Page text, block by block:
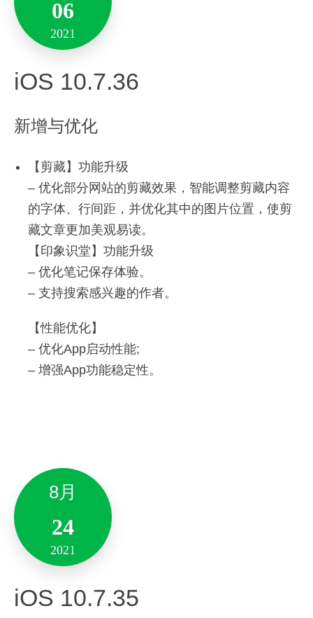
8月
19
Mac 9.5.8
新增与优化
「超级会员」：
印象笔记推出「超级会员」服务啦，「超级会员」
中包含专业帐户+核桃AI包+花生资源包的全部权
益。
「核桃AI包」：
印象笔记致力于为你打造“更智能的第二大脑”，核桃
AI包全新升级，同时也将「AI智享包」更名为「核
桃AI包」。
备注：此版本仅支持10.13及其以上系统版本。
感激你对印象笔记一直以来的支持，未来中国团队
将持续更新版本以提升印象笔记的功能、视觉体
验。
全新「素材库-推荐素材」：
全新的推荐素材功能，海量精美图片丰富笔记内
一键导入推荐素材到我的素材。
全新「云字体库」：
推出云字体库功能，众精美字体可供选择。
支持在笔记应用云字体库内提供的字体；
支持在笔记内应用本机字体；
看见。
全新「资源尊享包」：
全新「智能标签」功能：
通过智能语义分析可为你的笔记生成智能标签，
助你提升内容归类效率。
笔记可快速生成智能摘要，助你提高阅读效率。
06
2021
iOS 10.7.36
新增与优化
【剪藏】功能升级
– 优化部分网站的剪藏效果，智能调整剪藏内容
的字体、行间距，并优化其中的图片位置，使剪
藏文章更加美观易读。
【印象识堂】功能升级
– 优化笔记保存体验。
– 支持搜索感兴趣的作者。
【性能优化】
– 优化App启动性能;
– 增强App功能稳定性。
8月
24
2021
iOS 10.7.35
2022
Android 10.7.55
新增与优化
-修复印象笔记收藏夹的一些问题
27
2021
-修复了一些问题。